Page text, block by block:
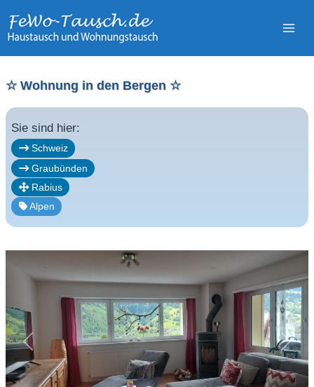
Inhalt
☆ Wohnung in den Bergen ☆
Sie sind hier:
Schweiz
Graubünden
Rabius
Alpen
Vorheriges